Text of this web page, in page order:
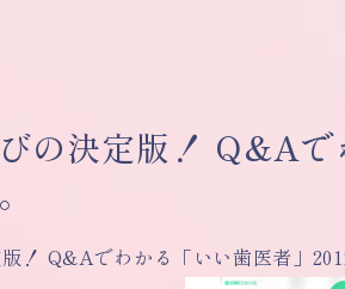
びの決定版！ Q&A
！ Q&Aでわかる「いい歯医者」